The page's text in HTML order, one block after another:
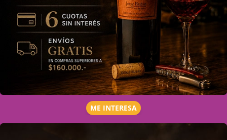
ME INTERESA